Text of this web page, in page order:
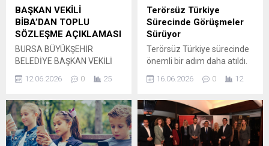
Aydın öncülüğünde sosyal
projeler üreten Osmangazi
Belediyesi, çeşitli
mahallelerden çocukları
yeşil beyaz sevda ile
buluşturmaya devam ediyor.
Bu...
öldürülmesi ve sağlık
tesislerine saldırılar
gerçekleştirmesi kınandı.
Bakanlık, bu eylemlerin
Netanyahu hükümetinin
Filistin halkıyla gerçek bir
barış iradesine sahip
BAŞKAN VEKİLİ
BİBA’DAN TOPLU
SÖZLEŞME AÇIKLAMASI
BURSA BÜYÜKŞEHİR
BELEDİYE BAŞKAN VEKİLİ
ŞAHİN BİBA, SENDİKA İLE
YAPILAN ANLAŞMANIN
GETİRDİ. Bursa Büyükşehir
Belediyesi Başkan Vekili
Şahin Biba, belediye ile Tüm-
12.06.2026 0 25
Terörsüz Türkiye
Sürecinde Görüşmeler
Sürüyor
Terörsüz Türkiye sürecinde
önemli bir adım daha atıldı.
Abdullah Öcalan’ın
açıklamasının ardından PKK
bırakma kararı aldığını
duyurdu; bu gelişme, sürece
yön veren aktörler arasında
16.06.2026 0 12